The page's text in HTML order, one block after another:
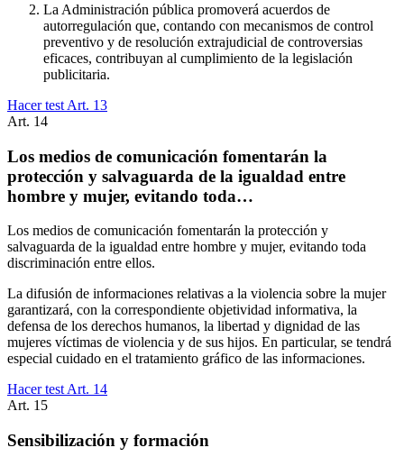
La Administración pública promoverá acuerdos de
autorregulación que, contando con mecanismos de control
preventivo y de resolución extrajudicial de controversias
eficaces, contribuyan al cumplimiento de la legislación
publicitaria.
Hacer test Art. 13
Art. 14
Los medios de comunicación fomentarán la
protección y salvaguarda de la igualdad entre
hombre y mujer, evitando toda…
Los medios de comunicación fomentarán la protección y
salvaguarda de la igualdad entre hombre y mujer, evitando toda
discriminación entre ellos.
La difusión de informaciones relativas a la violencia sobre la mujer
garantizará, con la correspondiente objetividad informativa, la
defensa de los derechos humanos, la libertad y dignidad de las
mujeres víctimas de violencia y de sus hijos. En particular, se tendrá
especial cuidado en el tratamiento gráfico de las informaciones.
Hacer test Art. 14
Art. 15
Sensibilización y formación